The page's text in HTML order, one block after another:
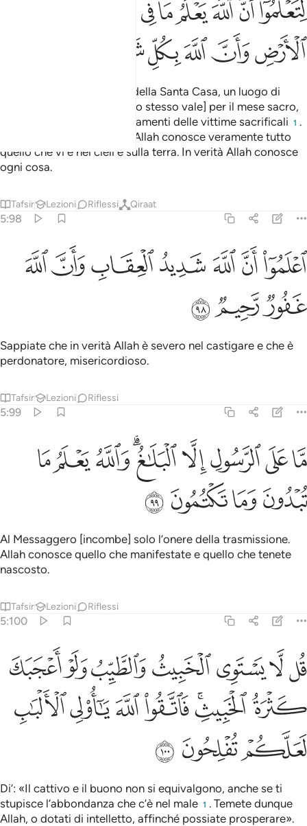
ﱦﱧﱨﱩﱪﱫ
ﱯﱰﱱﱲﱳ
Allah ha fatto della Ka‘ba, della Santa Casa, un luogo di
preghiera per gli uomini. [Lo stesso vale] per il mese sacro,
l’offerta di animali e gli ornamenti delle vittime sacrificali 1 .
Ciò affinché sappiate che Allah conosce veramente tutto
quello che vi è nei cieli e sulla terra. In verità Allah conosce
ogni cosa.
Tafsir Lezioni Riflessi Qiraat
5:98
اعلموا ان الله شديد العقاب وان الله غفور رحيم ٩٨
ٱعْلَمُوٓا۟ أَنَّ ٱللَّهَ شَدِيدُ ٱلْعِقَابِ وَأَنَّ ٱللَّهَ غَفُورٌۭ رَّحِيمٌۭ ٩٨
ﱶﱷﱸﱹﱺﱻﱼ
ﱽﱾﱿ
Sappiate che in verità Allah è severo nel castigare e che è
perdonatore, misericordioso.
Tafsir Lezioni Riflessi
5:99
ما على الرسول الا البلاغ والله يعلم ما تبدون وما تكتمون ٩٩
مَّا عَلَى ٱلرَّسُولِ إِلَّا ٱلْبَلَـٰغُ ۗ وَٱللَّهُ يَعْلَمُ مَا تُبْدُونَ وَمَا تَكْتُمُونَ ٩٩
ﲀﲁﲂﲃﲄﲅﲆﲇﲈ
ﲉﲊﲋﲌ
Al Messaggero [incombe] solo l’onere della trasmissione.
Allah conosce quello che manifestate e quello che tenete
nascosto.
Tafsir Lezioni Riflessi
5:100
قل لا يستوي الخبيث والطيب ولو اعجبك كثرة الخبيث فاتقوا الله يا اولي
قُل لَّا يَسْتَوِى ٱلْخَبِيثُ وَٱلطَّيِّبُ وَلَوْ أَعْجَبَكَ كَثْرَةُ ٱلْخَبِيثِ ۚ فَٱتَّقُوا۟ ٱللَّهَ
ﲍﲎﲏﲐﲑﲒﲓ
ﲔﲕﲖﲗﲘﲙﲚ
ﲛﲜ ﲝ
Di’: «Il cattivo e il buono non si equivalgono, anche se ti
stupisce l’abbondanza che c’è nel male 1 . Temete dunque
Allah, o dotati di intelletto, affinché possiate prosperare».